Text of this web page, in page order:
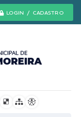
LOGIN / CADASTRO